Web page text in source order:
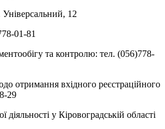
12
01-81
та контролю: тел. (056)778-
отримання вхідного реєстраційного
29
діяльності у Кіровоградській області